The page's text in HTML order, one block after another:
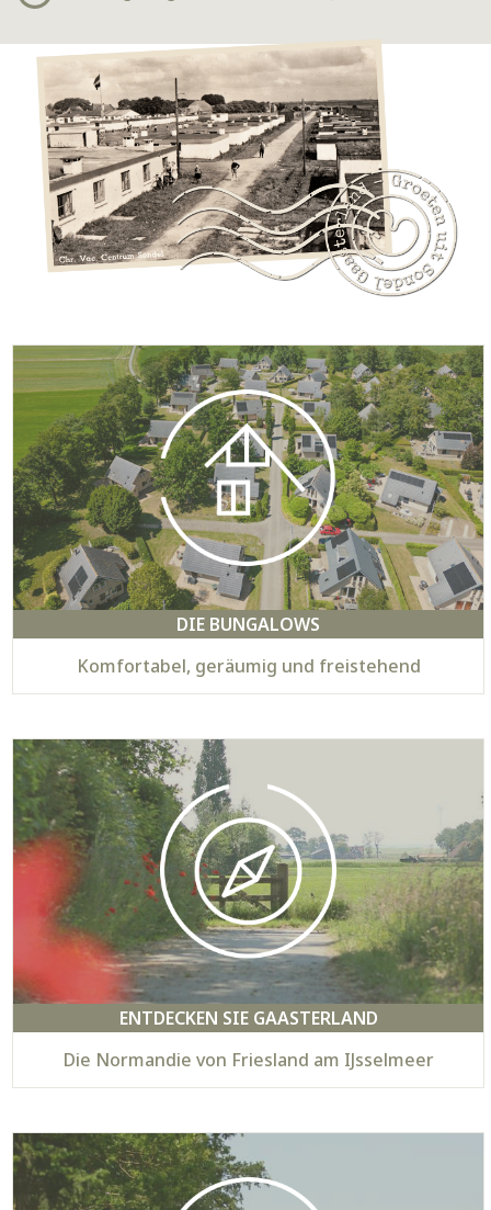
DIE BUNGALOWS
Komfortabel, geräumig und freistehend
ENTDECKEN SIE GAASTERLAND
Die Normandie von Friesland am IJsselmeer